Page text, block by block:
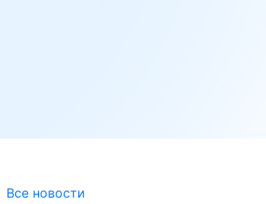
Все новости